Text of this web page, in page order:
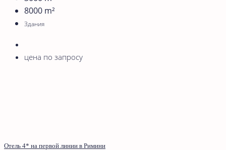
8000 m²
Здания
цена по запросу
Отель 4* на первой линии в Римини